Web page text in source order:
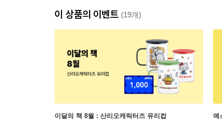
이 상품의 이벤트 (19개)
이달의 책 8월 : 산리오캐릭터즈 유리컵 예